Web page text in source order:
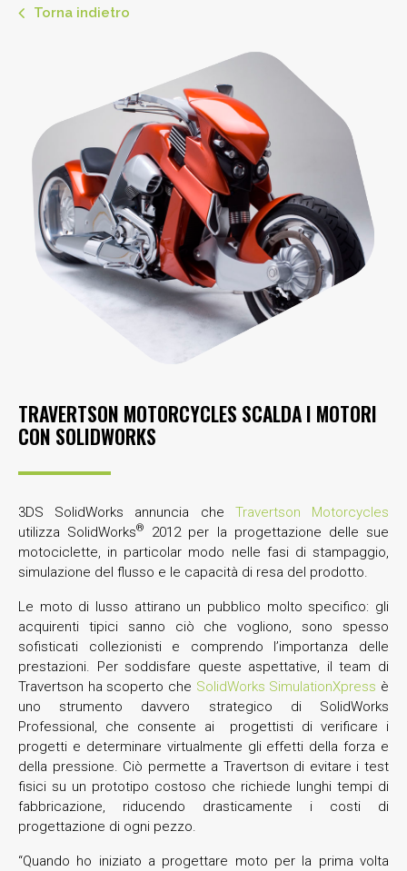
Torna indietro
TRAVERTSON MOTORCYCLES SCALDA I MOTORI
CON SOLIDWORKS
3DS SolidWorks annuncia che Travertson Motorcycles
utilizza SolidWorks®
2012 per la progettazione delle sue
motociclette, in particolar modo nelle fasi di stampaggio,
simulazione del flusso e le capacità di resa del prodotto.
Le moto di lusso attirano un pubblico molto specifico: gli
acquirenti tipici sanno ciò che vogliono, sono spesso
sofisticati collezionisti e comprendo l’importanza delle
prestazioni. Per soddisfare queste aspettative, il team di
Travertson ha scoperto che SolidWorks SimulationXpress è
uno strumento davvero strategico di SolidWorks
Professional, che consente ai progettisti di verificare i
progetti e determinare virtualmente gli effetti della forza e
della pressione. Ciò permette a Travertson di evitare i test
fisici su un prototipo costoso che richiede lunghi tempi di
fabbricazione, riducendo drasticamente i costi di
progettazione di ogni pezzo.
“Quando ho iniziato a progettare moto per la prima volta